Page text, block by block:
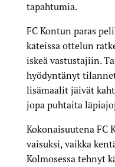
tapahtumia.
FC Kontun paras
kateissa ottelun
iskeä vastustajiin.
hyödyntänyt
lisämaalit jäivät
jopa puhtaita
Kokonaisuutena FC
vaisuksi, vaikka
Kolmosessa tehnyt